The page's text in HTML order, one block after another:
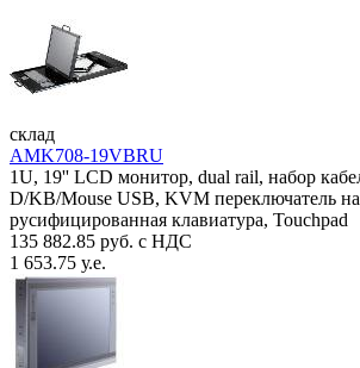
склад
AMK708-19VBRU
1U, 19'' LCD монитор, dual rail, набор
D/KB/Mouse USB, KVM переключатель
русифицированная клавиатура, Touchpad
135 882.85 руб. с НДС
1 653.75 у.е.